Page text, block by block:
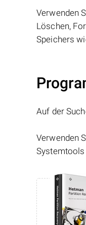
Verwenden
Löschen,
Speichers
Auf der
Verwenden